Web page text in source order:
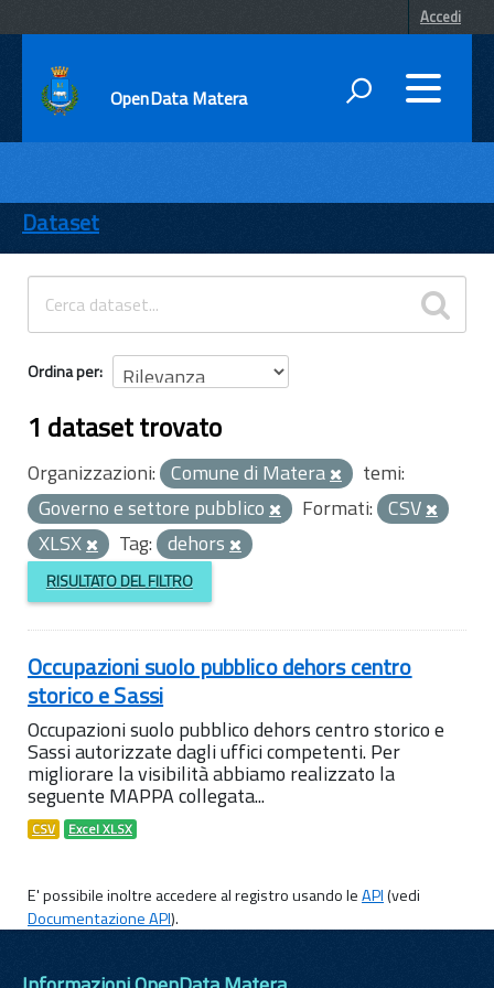
Accedi
OpenData Matera
ENTI
TEMI
INFORMAZIONI
Dataset
Ordina per
1 dataset trovato
Organizzazioni: Comune di Matera
temi:
Governo e settore pubblico
Formati: CSV
XLSX
Tag: dehors
RISULTATO DEL FILTRO
Occupazioni suolo pubblico dehors centro
storico e Sassi
Occupazioni suolo pubblico dehors centro storico e
Sassi autorizzate dagli uffici competenti. Per
migliorare la visibilità abbiamo realizzato la
seguente MAPPA collegata...
CSV Excel XLSX
E' possibile inoltre accedere al registro usando leAPI(vedi
Documentazione API).